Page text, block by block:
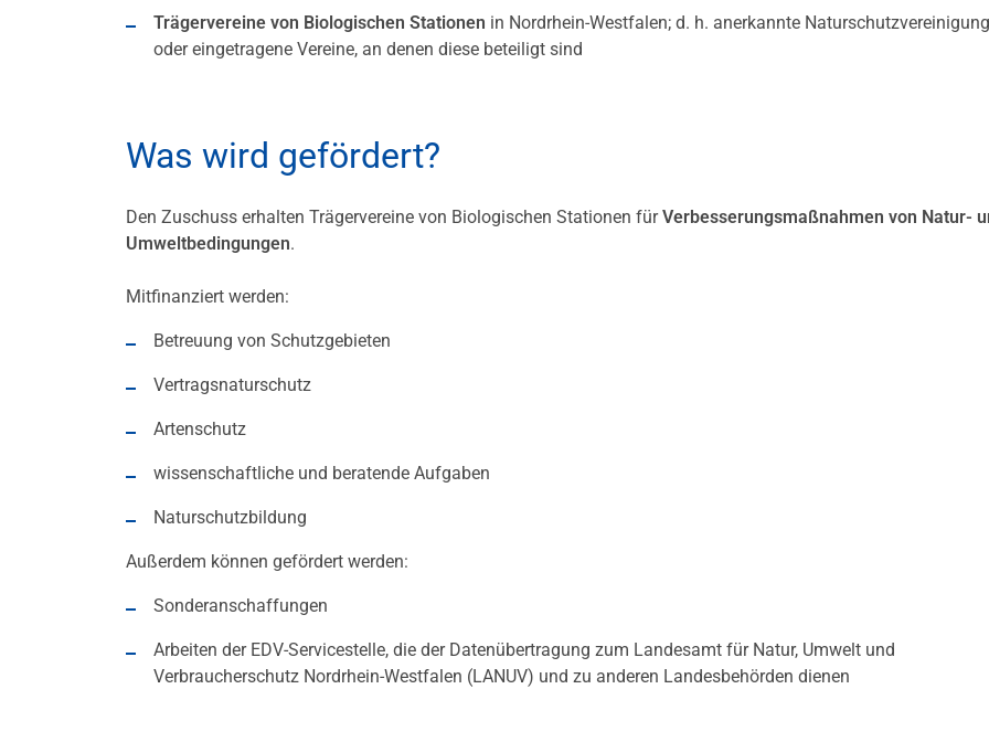
Trägervereine von Biologischen Stationen in Nordrhein-Westfalen; d. h. anerkannte
oder eingetragene Vereine, an denen diese beteiligt sind
Was wird gefördert?
Den Zuschuss erhalten Trägervereine von Biologischen Stationen fürVerbesserungsmaßnahmen von Natur-
Umweltbedingungen.
Mitfinanziert werden:
Betreuung von Schutzgebieten
Vertragsnaturschutz
Artenschutz
wissenschaftliche und beratende Aufgaben
Naturschutzbildung
Außerdem können gefördert werden:
Sonderanschaffungen
Arbeiten der EDV-Servicestelle, die der Datenübertragung zum Landesamt für Natur, Umwelt und
Verbraucherschutz Nordrhein-Westfalen (LANUV) und zu anderen Landesbehörden dienen